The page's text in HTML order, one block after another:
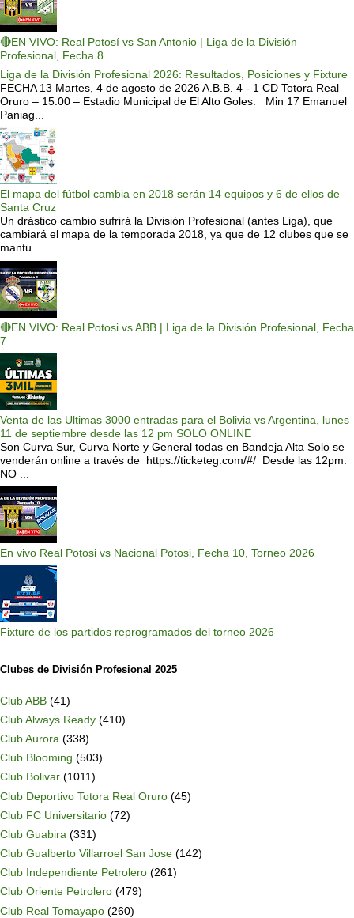
🔴EN VIVO: Real Potosí vs San Antonio | Liga de la División
Profesional, Fecha 8
Liga de la División Profesional 2026: Resultados, Posiciones y Fixture
FECHA 13 Martes, 4 de agosto de 2026 A.B.B. 4 - 1 CD Totora Real
Oruro – 15:00 – Estadio Municipal de El Alto Goles: Min 17 Emanuel
Paniag...
El mapa del fútbol cambia en 2018 serán 14 equipos y 6 de ellos de
Santa Cruz
Un drástico cambio sufrirá la División Profesional (antes Liga), que
cambiará el mapa de la temporada 2018, ya que de 12 clubes que se
mantu...
🔴EN VIVO: Real Potosi vs ABB | Liga de la División Profesional, Fecha
7
Venta de las Ultimas 3000 entradas para el Bolivia vs Argentina, lunes
11 de septiembre desde las 12 pm SOLO ONLINE
Son Curva Sur, Curva Norte y General todas en Bandeja Alta Solo se
venderán online a través de https://ticketeg.com/#/ Desde las 12pm.
NO ...
En vivo Real Potosi vs Nacional Potosi, Fecha 10, Torneo 2026
Fixture de los partidos reprogramados del torneo 2026
Clubes de División Profesional 2025
Club ABB (41)
Club Always Ready (410)
Club Aurora (338)
Club Blooming (503)
Club Bolivar (1011)
Club Deportivo Totora Real Oruro (45)
Club FC Universitario (72)
Club Guabira (331)
Club Gualberto Villarroel San Jose (142)
Club Independiente Petrolero (261)
Club Oriente Petrolero (479)
Club Real Tomayapo (260)